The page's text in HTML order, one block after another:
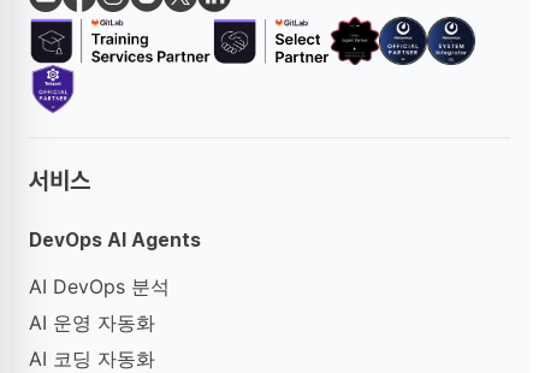
서비스
DevOps AI Agents
AI DevOps 분석
AI 운영 자동화
AI 코딩 자동화